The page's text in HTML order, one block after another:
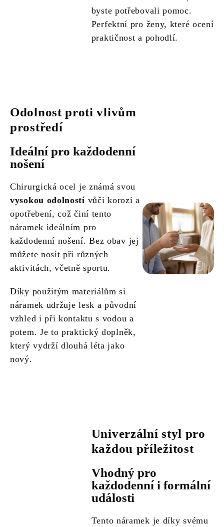
byste potřebovali pomoc.
Perfektní pro ženy, které ocení
praktičnost a pohodlí.
Odolnost proti vlivům
prostředí
Ideální pro každodenní
nošení
Chirurgická ocel je známá svou
vysokou odolnostívůči korozi a
opotřebení, což činí tento
náramek ideálním pro
každodenní nošení. Bez obav jej
můžete nosit při různých
aktivitách, včetně sportu.
Díky použitým materiálům si
náramek udržuje lesk a původní
vzhled i při kontaktu s vodou a
potem. Je to praktický doplněk,
který vydrží dlouhá léta jako
nový.
Univerzální styl pro
každou příležitost
Vhodný pro
každodenní i formální
události
Tento náramek je díky svému